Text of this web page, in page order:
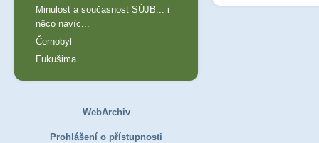
Minulost a současnost SÚJB... i
něco navíc...
Černobyl
Fukušima
WebArchiv
Prohlášení o přístupnosti